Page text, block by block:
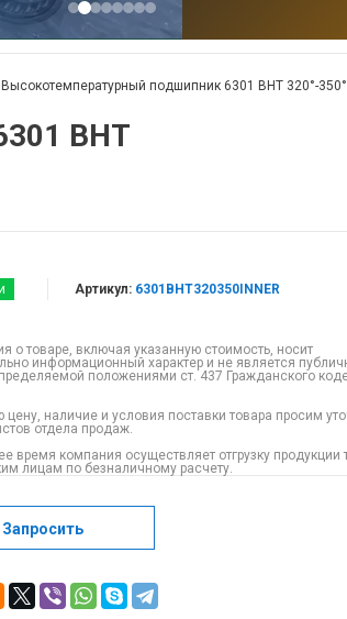
Высокотемпературный подшипник 6301 BHT 320°-350°
BHT
Артикул: 6301BHT320350INNER
о товаре, включая указанную стоимость, носит
информационный характер и не является
положениями ст. 437 Гражданского
цену, наличие и условия поставки товара просим
отдела продаж.
время компания осуществляет отгрузку продукции
лицам по безналичному расчету.
Запросить